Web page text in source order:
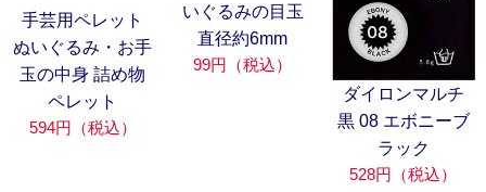
手芸用ペレット
ぬいぐるみ・お手
玉の中身 詰め物
ペレット
594円（税込）
いぐるみの目玉
直径約6mm
99円（税込）
ダイロンマルチ
黒 08 エボニーブ
ラック
528円（税込）